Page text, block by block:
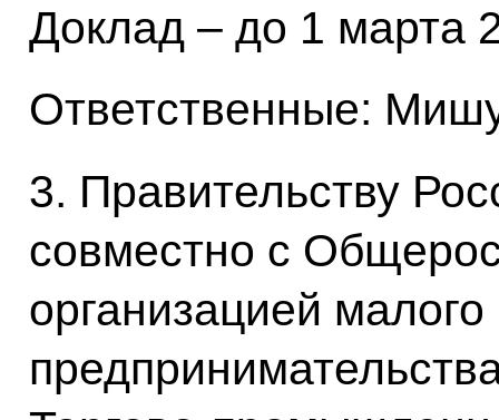
Доклад – до 1 марта
Ответственные:
3. Правительству
совместно c
организацией малого